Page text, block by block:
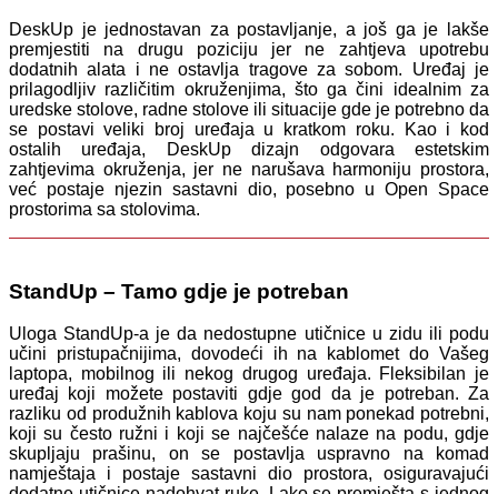
DeskUp je jednostavan za postavljanje, a još ga je lakše
premjestiti na drugu poziciju jer ne zahtjeva upotrebu
dodatnih alata i ne ostavlja tragove za sobom. Uređaj je
prilagodljiv različitim okruženjima, što ga čini idealnim za
uredske stolove, radne stolove ili situacije gde je potrebno da
se postavi veliki broj uređaja u kratkom roku. Kao i kod
ostalih uređaja, DeskUp dizajn odgovara estetskim
zahtjevima okruženja, jer ne narušava harmoniju prostora,
već postaje njezin sastavni dio, posebno u Open Space
prostorima sa stolovima.
StandUp – Tamo gdje je potreban
Uloga StandUp-a je da nedostupne utičnice u zidu ili podu
učini pristupačnijima, dovodeći ih na kablomet do Vašeg
laptopa, mobilnog ili nekog drugog uređaja. Fleksibilan je
uređaj koji možete postaviti gdje god da je potreban. Za
razliku od produžnih kablova koju su nam ponekad potrebni,
koji su često ružni i koji se najčešće nalaze na podu, gdje
skupljaju prašinu, on se postavlja uspravno na komad
namještaja i postaje sastavni dio prostora, osiguravajući